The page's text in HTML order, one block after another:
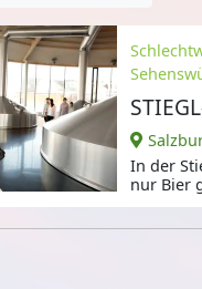
In der
nur Bier